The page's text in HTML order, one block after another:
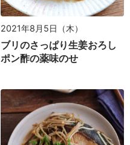
2021年8月5日（木）
ブリのさっぱり生姜おろし
ポン酢の薬味のせ